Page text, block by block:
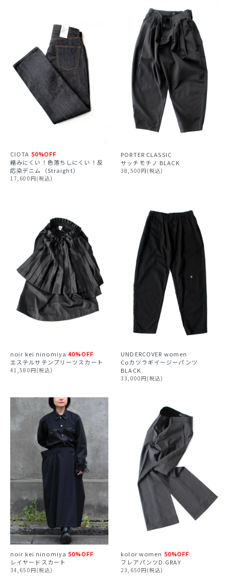
CIOTA 50%OFF
縮みにくい！色落ちしにくい！反
応染デニム（Straight）
17,600円(税込)
PORTER CLASSIC
サッチモチノ BLACK
38,500円(税込)
noir kei ninomiya40%OFF
エステルサテンプリーツスカート
41,580円(税込)
UNDERCOVER women
Coカツラギイージーパンツ
BLACK
33,000円(税込)
noir kei ninomiya50%OFF
レイヤードスカート
34,650円(税込)
kolor women 50%OFF
フレアパンツD.GRAY
23,650円(税込)